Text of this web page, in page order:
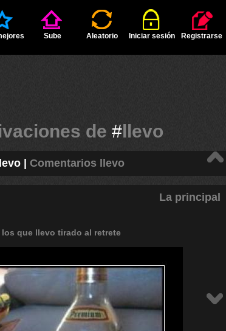
Sube Aleatorio Iniciar sesión Registrarse
de #llevo
Comentarios llevo
La principal
los que llevo tirado al retrete